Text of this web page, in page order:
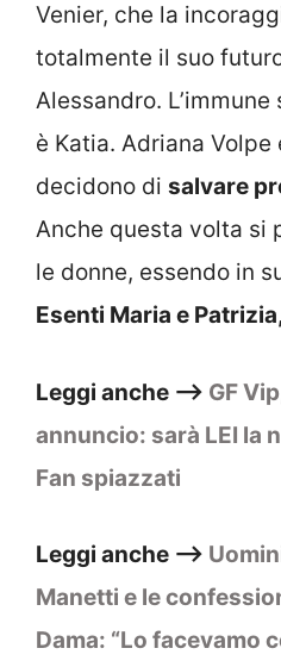
Venier, che la
totalmente il suo
Alessandro.
è Katia. Adriana Volpe
decidono di salvare
Anche questa volta si
le donne, essendo in
Esenti Maria e
Leggi anche –> GF
annuncio: sarà LEI la
Fan spiazzati
Leggi anche –>
Manetti e le
Dama: “Lo facevamo